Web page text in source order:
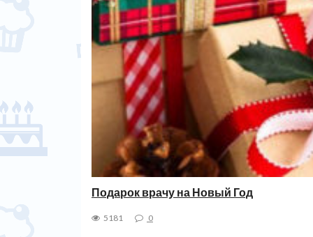
Подарок врачу на Новый Год
5181 0